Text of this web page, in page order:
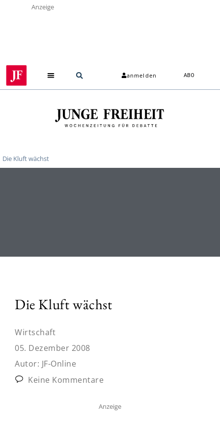
Anzeige
anmelden ABO
Die Kluft wächst
Die Kluft wächst
Wirtschaft
05. Dezember 2008
Autor: JF-Online
Keine Kommentare
Anzeige